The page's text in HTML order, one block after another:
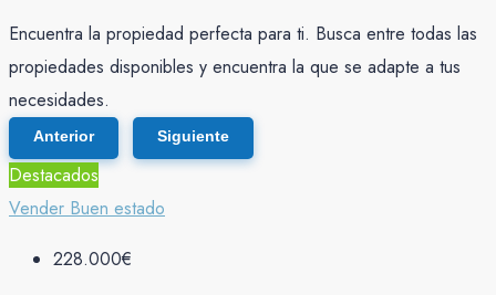
Encuentra la propiedad perfecta para ti. Busca entre todas las
propiedades disponibles y encuentra la que se adapte a tus
necesidades.
Anterior Siguiente
Destacados
Vender Buen estado
228.000€